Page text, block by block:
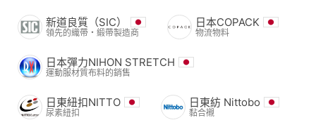
新道良質（SIC）
領先的織帶・緞帶製造商
日本COPACK
物流物料
日本彈力NIHON STRETCH
運動服材質布料的銷售
日東紐扣NITTO
尿素紐扣
日東紡 Nittobo
黏合襯